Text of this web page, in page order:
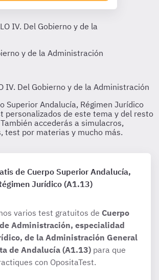
de Cuerpo Superior Andalucía,
Jurídico (A1.13)
varios test gratuitos de Cuerpo
Administración, especialidad
de la Administración General
de Andalucía (A1.13)para que
con OpositaTest.